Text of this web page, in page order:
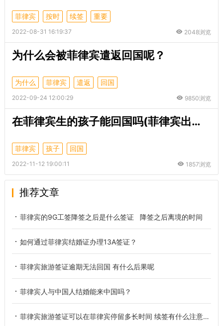
菲律宾 按时 续签 重要
2022-08-31 16:19:37 2048浏览
为什么会被菲律宾遣返回国呢？
为什么 菲律宾 遣返 回国
2022-09-24 12:00:29 9850浏览
在菲律宾生的孩子能回国吗(菲律宾出生的孩子能否入中国国籍)
菲律宾 孩子 回国
2022-11-12 19:00:11 1857浏览
推荐文章
菲律宾的9G工签降签之后是什么签证 降签之后离境的时间
如何通过菲律宾结婚证办理13A签证？
菲律宾旅游签证逾期无法回国 有什么后果呢
菲律宾人与中国人结婚能来中国吗？
菲律宾旅游签证可以在菲律宾停留多长时间 续签有什么注意事项